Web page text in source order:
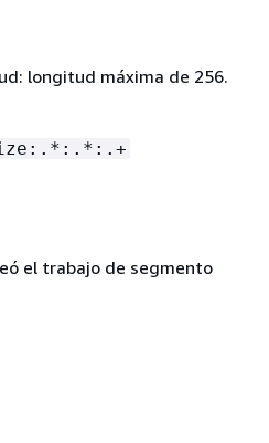
longitud máxima de 256.
el trabajo de segmento